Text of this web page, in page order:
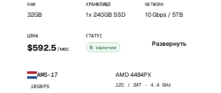
RAM
32GB
ХРАНИЛИЩЕ
1x 240GB SSD
NETWORK
10 Gbps / 5TB
ЦЕНА
$592.5 /мес
СТАТУС
В наличии Развернуть
AMS-17
10GBPS
AMD 4484PX
12C / 24T · 4.4 GHz